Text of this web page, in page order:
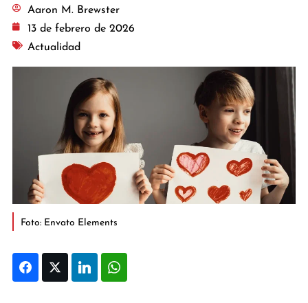
Aaron M. Brewster
13 de febrero de 2026
Actualidad
Foto: Envato Elements
FacebookTwitter LinkedIn